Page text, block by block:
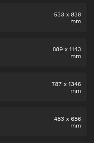
533 x 838
mm
889 x 1143
mm
787 x 1346
mm
483 x 686
mm